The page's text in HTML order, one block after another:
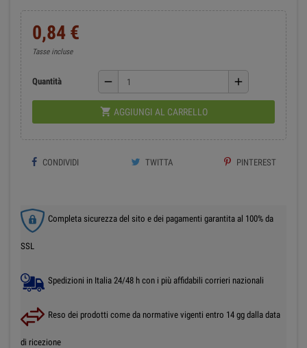
0,84 €
Tasse incluse
Quantità remove add
 AGGIUNGI AL CARRELLO
CONDIVIDI TWITTA PINTEREST
Completa sicurezza del sito e dei pagamenti garantita al 100% da
SSL
Spedizioni in Italia 24/48 h con i più affidabili corrieri nazionali
Reso dei prodotti come da normative vigenti entro 14 gg dalla data
di ricezione